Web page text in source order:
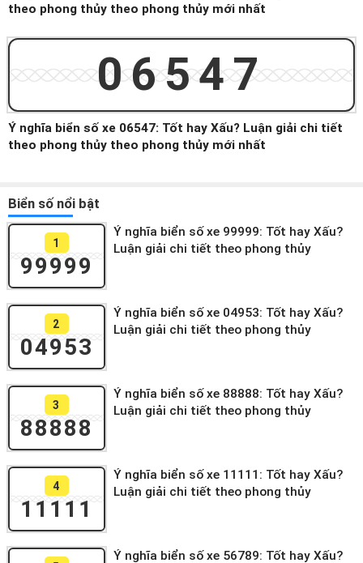
theo phong thủy theo phong thủy mới nhất
06547
Ý nghĩa biển số xe 06547: Tốt hay Xấu? Luận giải chi tiết
theo phong thủy theo phong thủy mới nhất
Biển số nổi bật
1
99999
Ý nghĩa biển số xe 99999: Tốt hay Xấu?
Luận giải chi tiết theo phong thủy
2
04953
Ý nghĩa biển số xe 04953: Tốt hay Xấu?
Luận giải chi tiết theo phong thủy
3
88888
Ý nghĩa biển số xe 88888: Tốt hay Xấu?
Luận giải chi tiết theo phong thủy
4
11111
Ý nghĩa biển số xe 11111: Tốt hay Xấu?
Luận giải chi tiết theo phong thủy
Ý nghĩa biển số xe 56789: Tốt hay Xấu?